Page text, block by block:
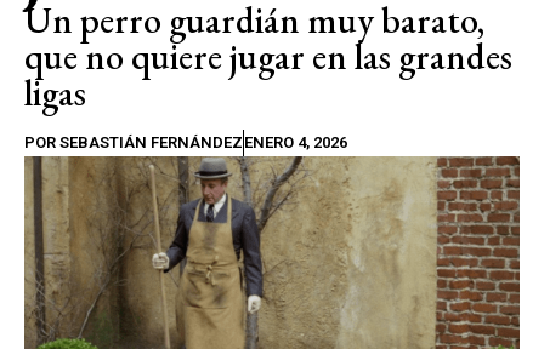
Un perro guardián muy barato,
que no quiere jugar en las grandes
ligas
POR SEBASTIÁN FERNÁNDEZ ENERO 4, 2026